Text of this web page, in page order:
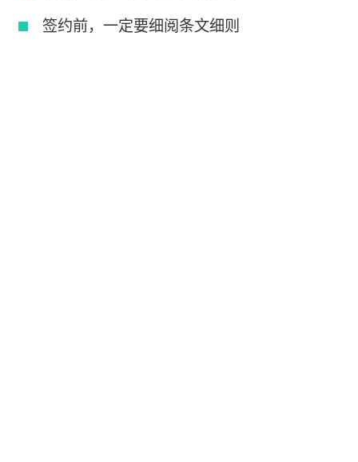
签约前，一定要细阅条文细则